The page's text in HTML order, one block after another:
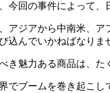
回の事件によって、
ジアから中南米、ア
込んでいかねばなりま
魅力ある商品は、た
でブームを巻き起こし